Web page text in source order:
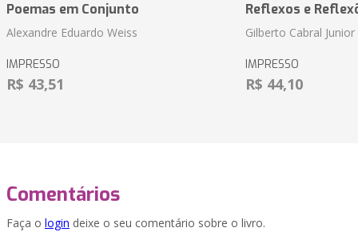
Poemas em Conjunto
Alexandre Eduardo Weiss
IMPRESSO
R$ 43,51
Reflexos e
Gilberto Cabral Junior
IMPRESSO
R$ 44,10
Comentários
Faça o login deixe o seu comentário sobre o livro.